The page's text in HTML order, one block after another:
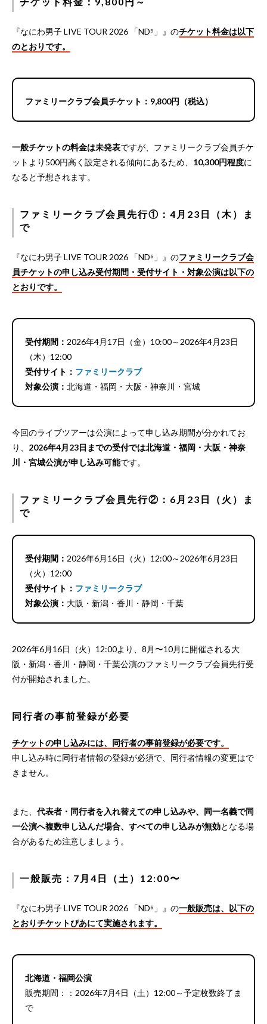
『なにわ男子 LIVE TOUR 2026 「ND⁵」』のチケット料金は以下
のとおりです。
ファミリークラブ会員チケット：9,800円（税込）
一般チケットの料金は未発表ですが、ファミリークラブ会員チケ
ットより500円高く設定される傾向にあるため、 10,300円程度に
なると予想されます。
ファミリークラブ会員先行①：4月23日（木）ま
で
『なにわ男子 LIVE TOUR 2026 「ND⁵」』のファミリークラブ会
員チケットの申し込み受付期間・受付サイト・対象公演は以下の
とおりです。
受付期間： 2026年4月17日（金）10:00～2026年4月23日
（木）12:00
受付サイト： ファミリークラブ
対象公演： 北海道・福岡・大阪・神奈川・宮城
今回のライブツアーは公演によって申し込み期間が分かれてお
り、 2026年4月23日までの受付では北海道・福岡・大阪・神奈
川・宮城公演が申し込み可能です。
ファミリークラブ会員先行②：6月23日（火）ま
で
受付期間： 2026年6月16日（火）12:00～2026年6月23日
（火）12:00
受付サイト： ファミリークラブ
対象公演： 大阪・新潟・香川・静岡・千葉
2026年6月16日（火）12:00より、8月〜10月に開催される大
阪・新潟・香川・静岡・千葉公演のファミリークラブ会員先行受
付が開始されました。
同行者の事前登録が必要
チケットの申し込みには、同行者の事前登録が必要です。
申し込み時に同行者情報の登録が必須で、同行者情報の変更はで
きません。
また、 代表者・同行者を入れ替えての申し込みや、同一名義で同
一公演へ複数申し込んだ場合、すべての申し込みが無効となる場
合があるため注意しましょう。
一般販売：7月4日（土）12:00〜
『なにわ男子 LIVE TOUR 2026 「ND⁵」』の一般販売は、以下の
とおりチケットぴあにて実施されます。
北海道・福岡公演
販売期間：：2026年7月4日（土）12:00～予定枚数終了ま
で